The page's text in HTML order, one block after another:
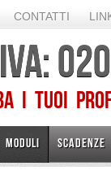
CONTATTI
MODULI SCADENZE